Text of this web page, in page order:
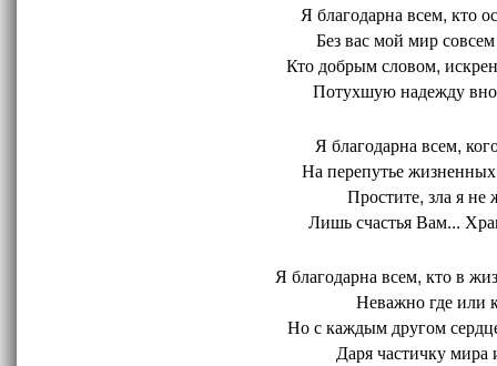
Я благодарна всем, кто
Без вас мой мир
Кто добрым словом,
Потухшую надежду
Я благодарна всем,
На перепутье
Простите, зла я не
Лишь счастья Вам...
Я благодарна всем, кто в
Неважно где или
Но с каждым другом
Даря частичку мира